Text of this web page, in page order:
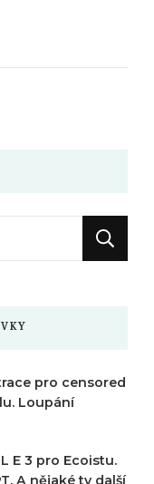
pro censored
Loupání
E 3 pro Ecoistu.
A nějaké ty další